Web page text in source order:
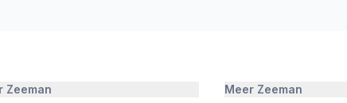
Zeeman Meer Zeeman